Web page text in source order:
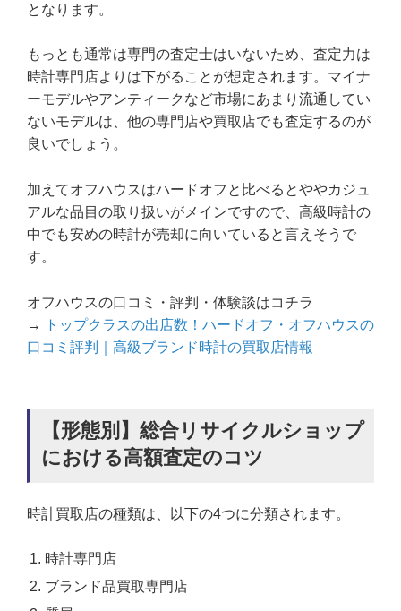
となります。
もっとも通常は専門の査定士はいないため、査定力は
時計専門店よりは下がることが想定されます。マイナ
ーモデルやアンティークなど市場にあまり流通してい
ないモデルは、他の専門店や買取店でも査定するのが
良いでしょう。
加えてオフハウスはハードオフと比べるとややカジュ
アルな品目の取り扱いがメインですので、高級時計の
中でも安めの時計が売却に向いていると言えそうで
す。
オフハウスの口コミ・評判・体験談はコチラ
→
トップクラスの出店数！ハードオフ・オフハウスの
口コミ評判｜高級ブランド時計の買取店情報
【形態別】総合リサイクルショップ
における高額査定のコツ
時計買取店の種類は、以下の4つに分類されます。
時計専門店
ブランド品買取専門店